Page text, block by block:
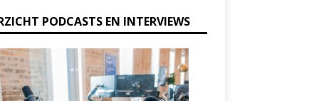
PODCASTS EN INTERVIEWS